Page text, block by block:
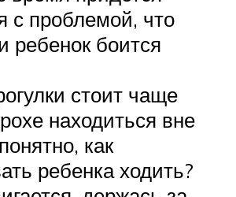
с проблемой, что
ребенок боится
стоит чаще
находиться вне
как
ребенка ходить?